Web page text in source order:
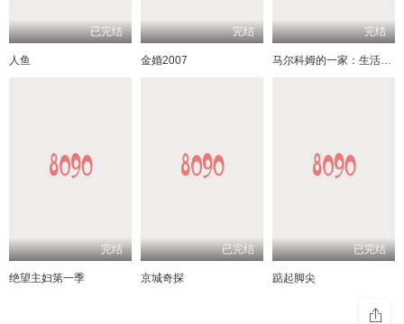
已完结
人鱼
完结
金婚2007
完结
马尔科姆的一家：生活依旧不公
完结
绝望主妇第一季
已完结
京城奇探
已完结
踮起脚尖